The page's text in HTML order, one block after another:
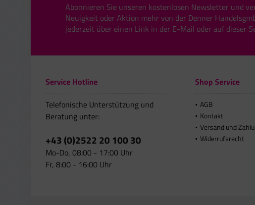
Abonnieren Sie unseren kostenlosen Newsletter und
Neuigkeit oder Aktion mehr von der Denner
jederzeit über einen Link in der E-Mail oder auf dieser
Service Hotline
Telefonische Unterstützung und
Beratung unter:
+43 (0)2522 20 100 30
Mo-Do, 08:00 - 17:00 Uhr
Fr, 8:00 - 16:00 Uhr
Shop Service
AGB
Kontakt
Versand und
Widerrufsrecht